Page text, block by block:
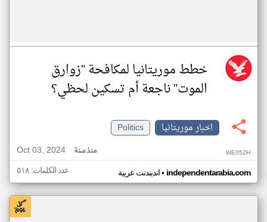
خطط موريتانيا لمكافحة "زوارق
الموت" ناجعة أم تسكين لحظي؟
اخبار موريتانيا
Politics
Oct 03, 2024
منذ سنة WE05ZH
اندبندنت عربية• independentarabia.com عدد الكلمات: ٥١٨